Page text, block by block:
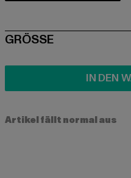
SIZE
GRÖSSE
IN DEN
Artikel fällt normal aus